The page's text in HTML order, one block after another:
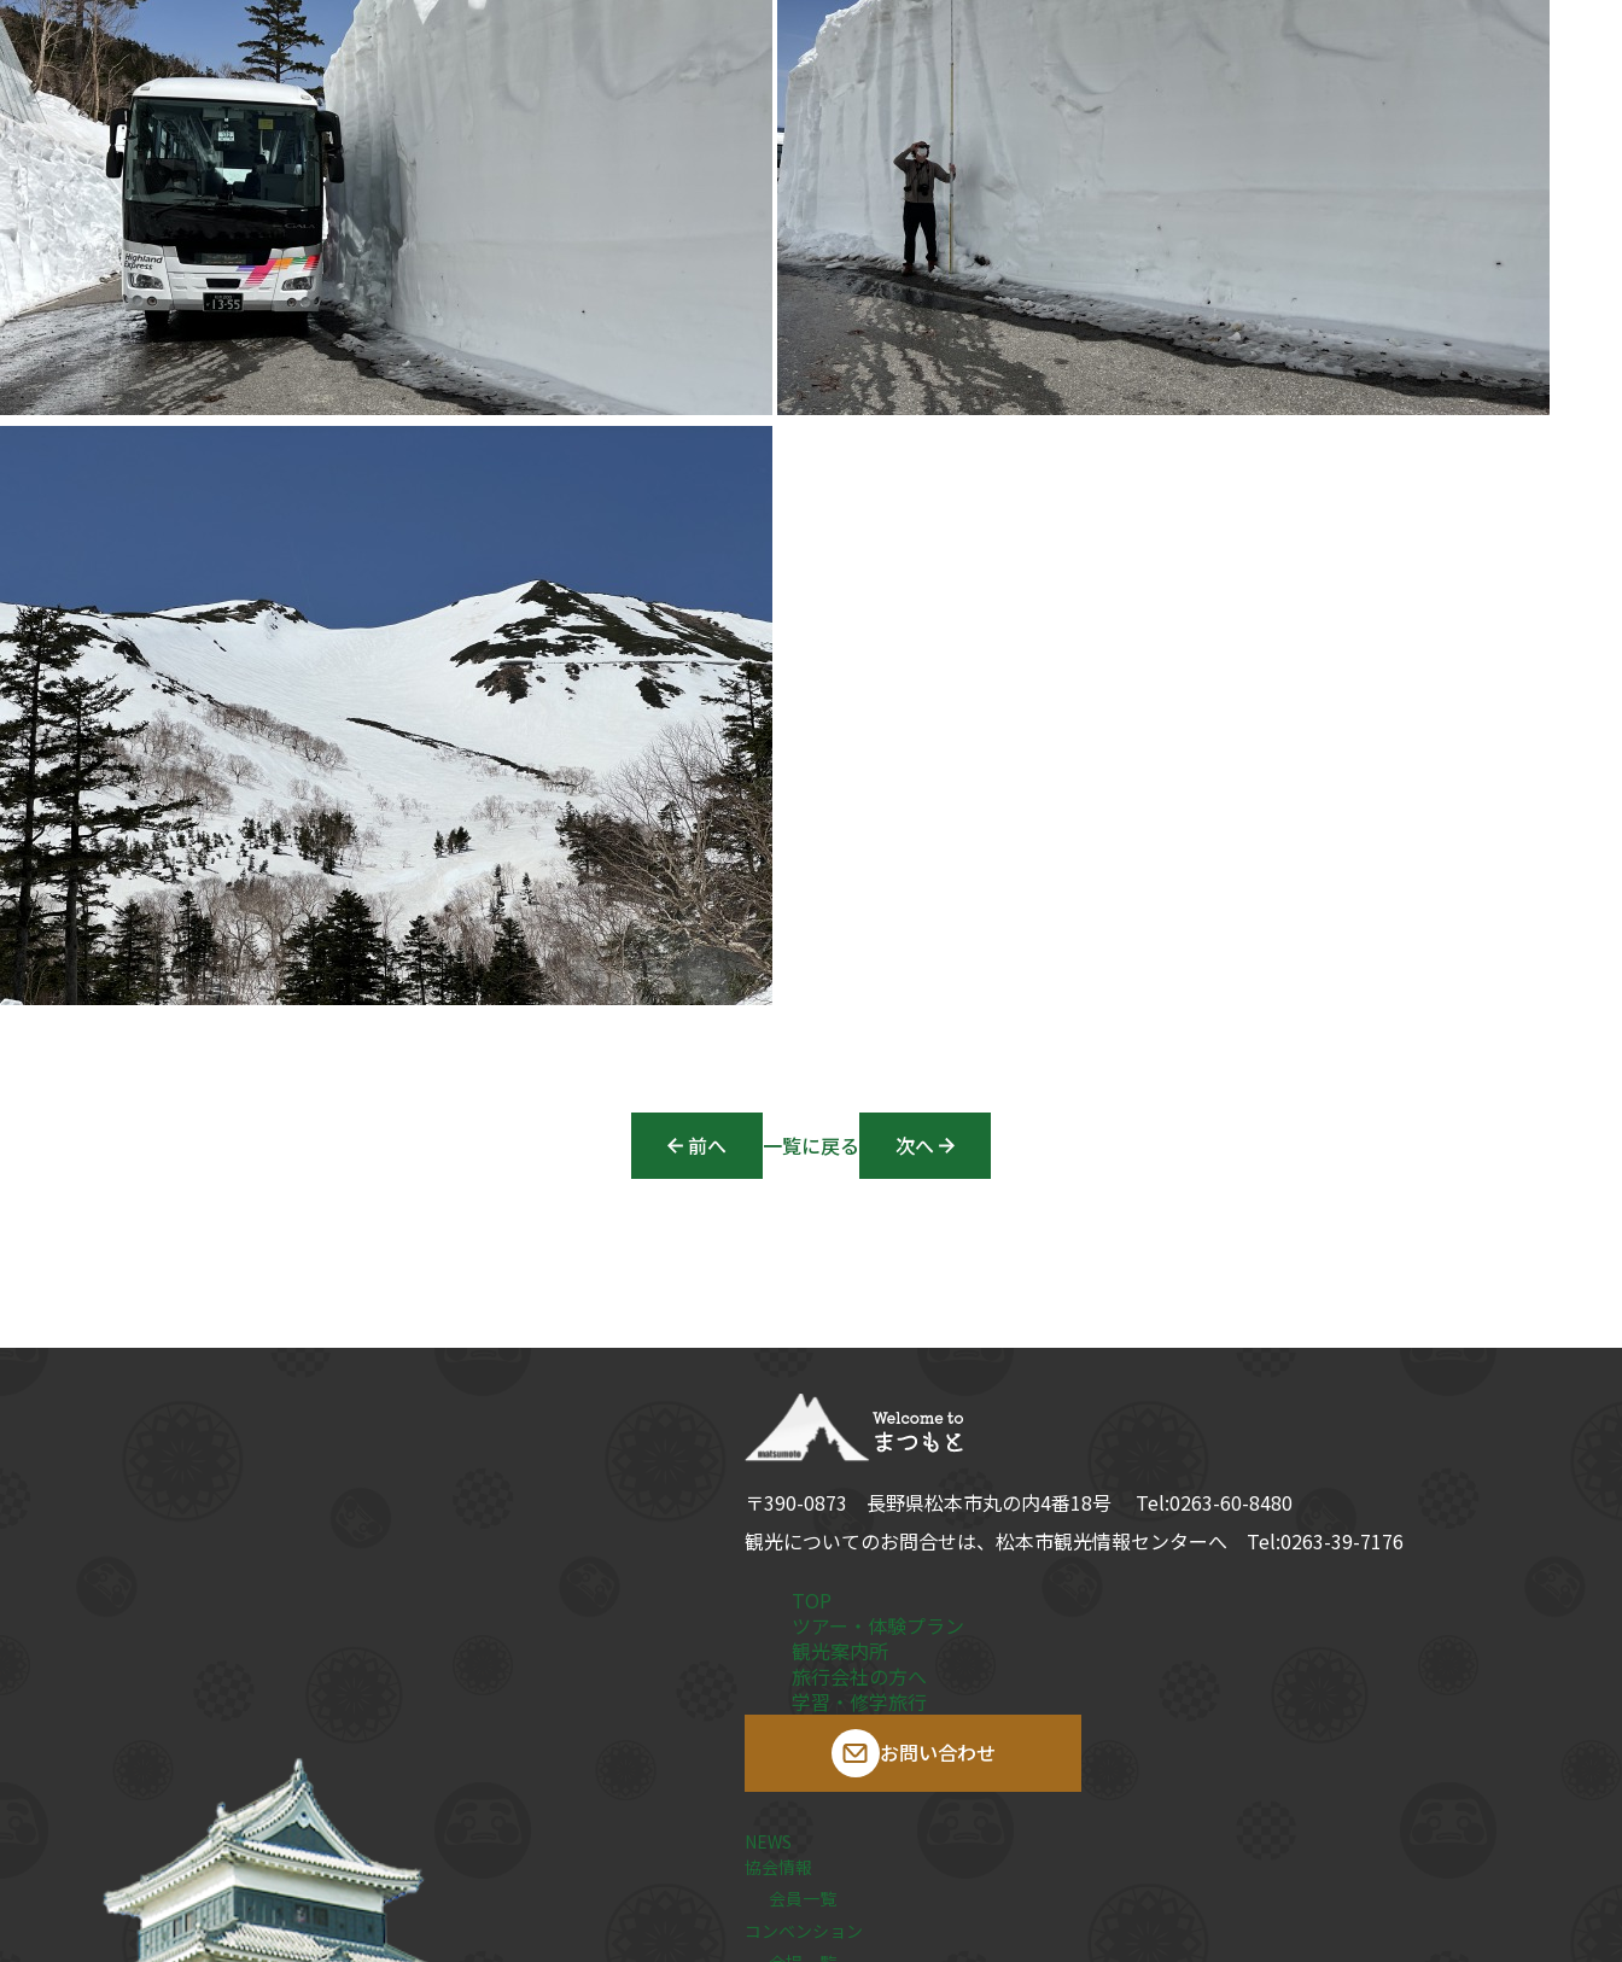
Post navigation
前へ 一覧に戻る 次へ
〒390-0873 長野県松本市丸の内4番18号 Tel:0263-60-8480
観光についてのお問合せは、 松本市観光情報センターへ Tel:0263-39-7176
TOP
ツアー・体験プラン
観光案内所
旅行会社の方へ
学習・修学旅行
お問い合わせ
NEWS
協会情報
会員一覧
コンベンション